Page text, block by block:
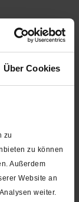
Über Cookies
zu
zu können
Außerdem
Website an
weiter.